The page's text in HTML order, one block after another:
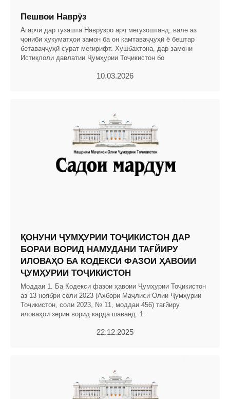
Пешвои Наврӯз
Агарчӣ дар гузашта Наврӯзро арҷ мегузоштанд, вале аз
ҷониби ҳукуматҳои замон ба он камтаваҷҷуҳӣ ё бештар
бетаваҷҷуҳӣ сурат мегирифт. Хушбахтона, дар замони
Истиқлоли давлатии Ҷумҳурии Тоҷикистон бо
10.03.2026
ҚОНУНИ ҶУМҲУРИИ ТОҶИКИСТОН ДАР
БОРАИ ВОРИД НАМУДАНИ ТАҒЙИРУ
ИЛОВАҲО БА КОДЕКСИ ФАЗОИ ҲАВОИИ
ҶУМҲУРИИ ТОҶИКИСТОН
Моддаи 1. Ба Кодекси фазои ҳавоии Ҷумҳурии Тоҷикистон
аз 13 ноябри соли 2023 (Ахбори Маҷлиси Олии Ҷумҳурии
Тоҷикистон, соли 2023, № 11, моддаи 456) тағйиру
иловаҳои зерин ворид карда шаванд: 1.
22.12.2025